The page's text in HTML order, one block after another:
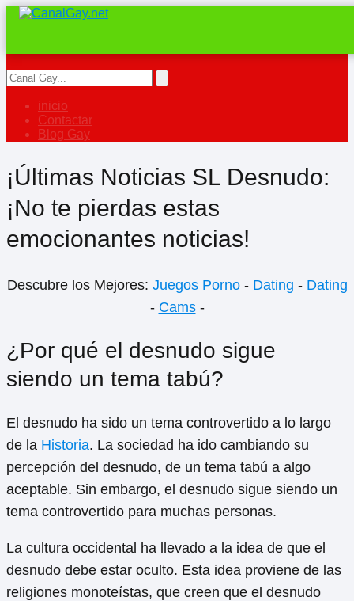
inicio
Contactar
Blog Gay
¡Últimas Noticias SL Desnudo:
¡No te pierdas estas
emocionantes noticias!
Descubre los Mejores: Juegos Porno- Dating - Dating
- Cams-
¿Por qué el desnudo sigue
siendo un tema tabú?
El desnudo ha sido un tema controvertido a lo largo
de la Historia. La sociedad ha ido cambiando su
percepción del desnudo, de un tema tabú a algo
aceptable. Sin embargo, el desnudo sigue siendo un
tema controvertido para muchas personas.
La cultura occidental ha llevado a la idea de que el
desnudo debe estar oculto. Esta idea proviene de las
religiones monoteístas, que creen que el desnudo